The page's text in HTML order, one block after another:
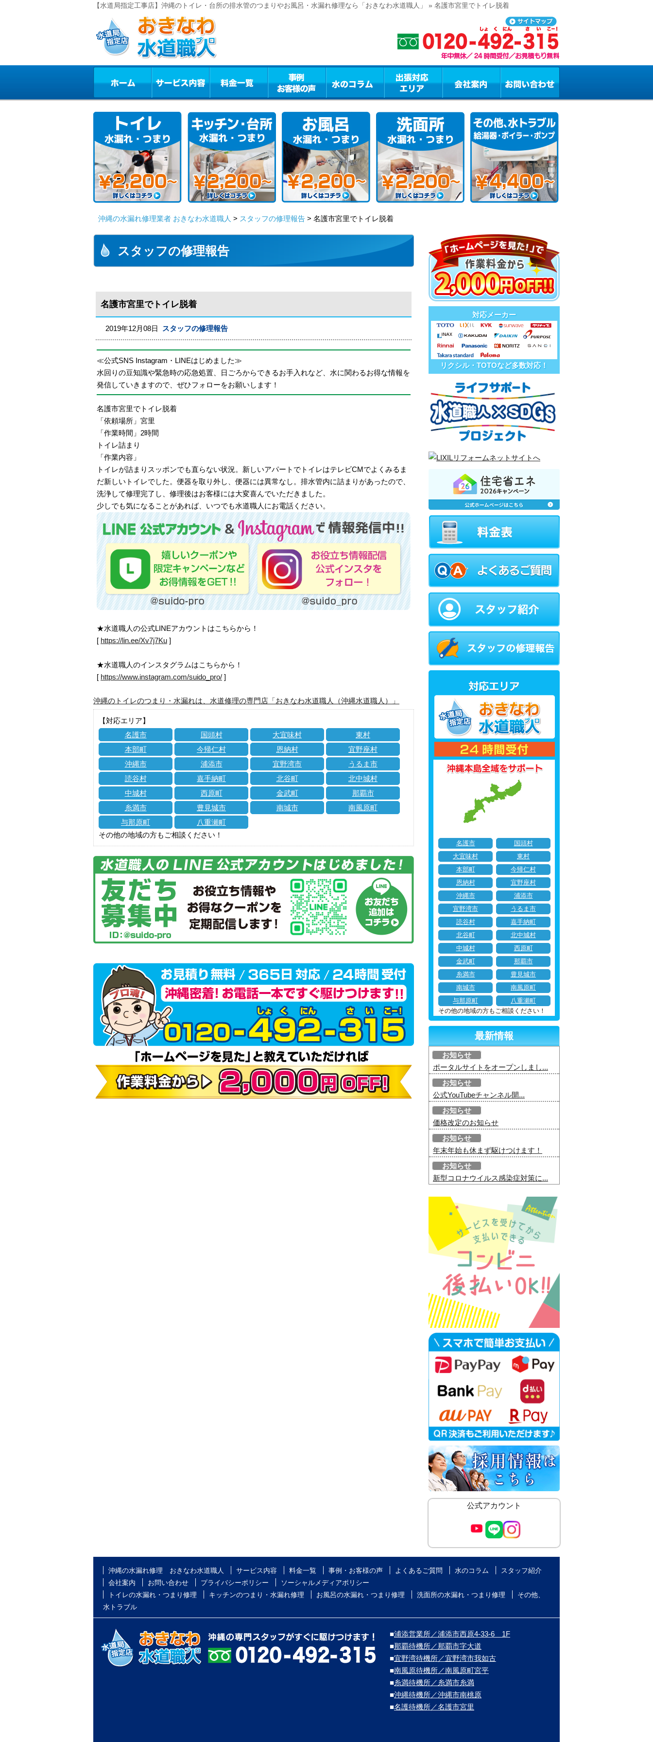
【水道局指定工事店】沖縄のトイレ・台所の排水管のつまりやお風呂・水漏れ修理なら「おきなわ水道職人」 » 名護市宮里でトイレ脱着
沖縄の水漏れ修理業者 おきなわ水道職人 > スタッフの修理報告 > 名護市宮里でトイレ脱着
スタッフの修理報告
名護市宮里でトイレ脱着
2019年12月08日 スタッフの修理報告
≪公式SNS Instagram・LINEはじめました≫
水回りの豆知識や緊急時の応急処置、日ごろからできるお手入れなど、水に関わるお得な情報を
発信していきますので、ぜひフォローをお願いします！
名護市宮里でトイレ脱着
「依頼場所」宮里
「作業時間」2時間
トイレ詰まり
「作業内容」
トイレが詰まりスッポンでも直らない状況。新しいアパートでトイレはテレビCMでよくみるま
だ新しいトイレでした。便器を取り外し、便器には異常なし。排水管内に詰まりがあったので、
洗浄して修理完了し、修理後はお客様には大変喜んでいただきました。
少しでも気になることがあれば、いつでも水道職人にお電話ください。
★水道職人の公式LINEアカウントはこちらから！
[ https://lin.ee/Xv7j7Ku ]
★水道職人のインスタグラムはこちらから！
[ https://www.instagram.com/suido_pro/ ]
沖縄のトイレのつまり・水漏れは、水道修理の専門店「おきなわ水道職人（沖縄水道職人）」
【対応エリア】
名護市
国頭村 大宜味村
東村
本部町
今帰仁村 恩納村
宜野座村
沖縄市
浦添市 宜野湾市
うるま市
読谷村
嘉手納町 北谷町
北中城村
中城村
西原町 金武町
那覇市
糸満市
豊見城市 南城市
南風原町
与那原町
八重瀬町
その他の地域の方もご相談ください！
対応メーカー
リクシル・TOTOなど多数対応！
名護市
国頭村
大宜味村
東村
本部町
今帰仁村
恩納村
宜野座村
沖縄市
浦添市
宜野湾市
うるま市
読谷村
嘉手納町
北谷町
北中城村
中城村
西原町
金武町
那覇市
糸満市
豊見城市
南城市
南風原町
与那原町
八重瀬町
その他の地域の方もご相談ください！
最新情報
お知らせ
ポータルサイトをオープンしまし...
お知らせ
公式YouTubeチャンネル開...
お知らせ
価格改定のお知らせ
お知らせ
年末年始も休まず駆けつけます！
お知らせ
新型コロナウイルス感染症対策に...
公式アカウント
沖縄の水漏れ修理 おきなわ水道職人 サービス内容 料金一覧 事例・お客様の声 よくあるご質問 水のコラム
スタッフ紹介
会社案内
お問い合わせ プライバシーポリシー
ソーシャルメディアポリシー
トイレの水漏れ・つまり修理
キッチンのつまり・水漏れ修理 お風呂の水漏れ・つまり修理 洗面所の水漏れ・つまり修理
その他、
水トラブル
■浦添営業所／浦添市西原4-33-6 1F
■那覇待機所／那覇市字大道
■宜野湾待機所／宜野湾市我如古
■南風原待機所／南風原町宮平
■糸満待機所／糸満市糸満
■沖縄待機所／沖縄市南桃原
■名護待機所／名護市宮里